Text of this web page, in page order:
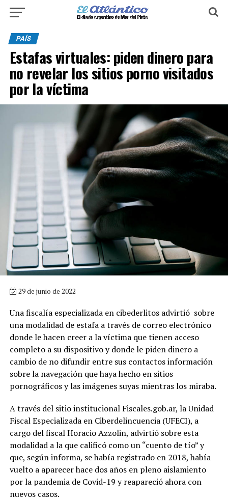
PAÍS
Estafas virtuales: piden dinero para
no revelar los sitios porno visitados
por la víctima
29 de junio de 2022
Una fiscalía especializada en cibederlitos advirtió sobre
una modalidad de estafa a través de correo electrónico
donde le hacen creer a la víctima que tienen acceso
completo a su dispositivo y donde le piden dinero a
cambio de no difundir entre sus contactos información
sobre la navegación que haya hecho en sitios
pornográficos y las imágenes suyas mientras los miraba.
A través del sitio institucional Fiscales.gob.ar, la Unidad
Fiscal Especializada en Ciberdelincuencia (UFECI), a
cargo del fiscal Horacio Azzolin, advirtió sobre esta
modalidad a la que calificó como un “cuento de tío” y
que, según informa, se había registrado en 2018, había
vuelto a aparecer hace dos años en pleno aislamiento
por la pandemia de Covid-19 y reapareció ahora con
nuevos casos.